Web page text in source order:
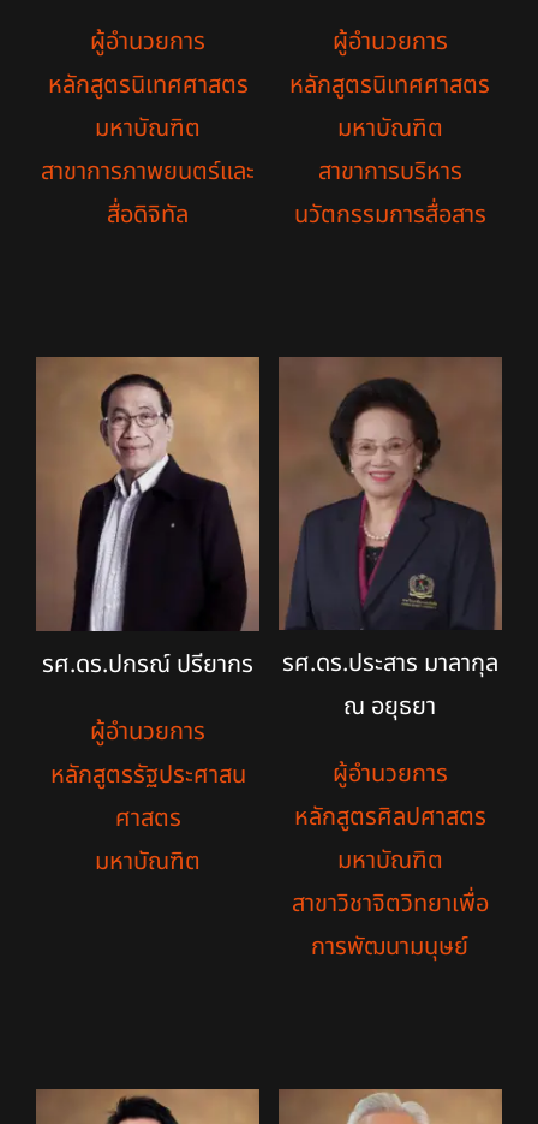
ผู้อำนวยการ
หลักสูตรนิเทศศาสตร
มหาบัณฑิต
สาขาการภาพยนตร์และ
สื่อดิจิทัล
ผู้อำนวยการ
หลักสูตรนิเทศศาสตร
มหาบัณฑิต
สาขาการบริหาร
นวัตกรรมการสื่อสาร
รศ.ดร.ปกรณ์ ปรียากร
ผู้อำนวยการ
หลักสูตรรัฐประศาสน
ศาสตร
มหาบัณฑิต
รศ.ดร.ประสาร มาลากุล
ณ อยุธยา
ผู้อำนวยการ
หลักสูตรศิลปศาสตร
มหาบัณฑิต
สาขาวิชาจิตวิทยาเพื่อ
การพัฒนามนุษย์